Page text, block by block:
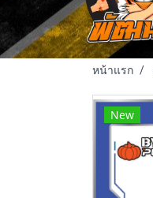
หน้าแรก
New